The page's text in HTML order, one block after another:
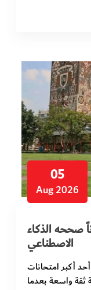
05
Aug 2026
صححه الذكاء
الاصطناعي
أكبر امتحانات
ثقة واسعة بعدما